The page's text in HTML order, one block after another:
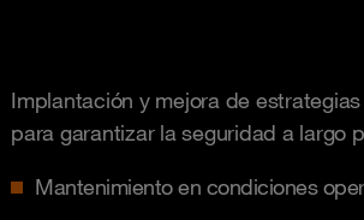
Implantación y mejora de
para garantizar la seguridad a largo
Mantenimiento en condiciones